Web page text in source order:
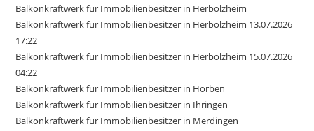
Balkonkraftwerk für Immobilienbesitzer in Herbolzheim
Balkonkraftwerk für Immobilienbesitzer in Herbolzheim 13.07.2026
17:22
Balkonkraftwerk für Immobilienbesitzer in Herbolzheim 15.07.2026
04:22
Balkonkraftwerk für Immobilienbesitzer in Horben
Balkonkraftwerk für Immobilienbesitzer in Ihringen
Balkonkraftwerk für Immobilienbesitzer in Merdingen